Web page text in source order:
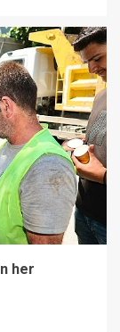
için
her köşesine
desteği
her